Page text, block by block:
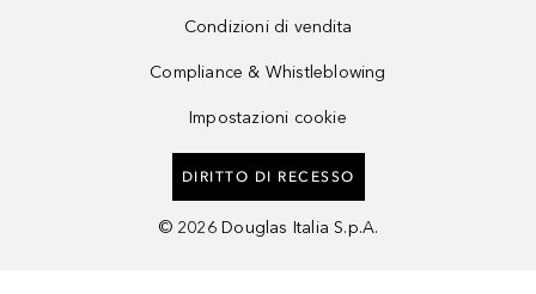
Condizioni di vendita
Compliance & Whistleblowing
Impostazioni cookie
DIRITTO DI RECESSO
© 2026 Douglas Italia S.p.A.